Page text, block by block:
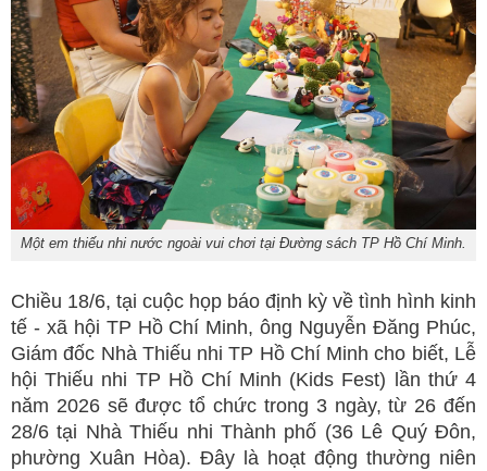
Một em thiếu nhi nước ngoài vui chơi tại Đường sách TP Hồ Chí Minh.
Chiều 18/6, tại cuộc họp báo định kỳ về tình hình kinh
tế - xã hội TP Hồ Chí Minh, ông Nguyễn Đăng Phúc,
Giám đốc Nhà Thiếu nhi TP Hồ Chí Minh cho biết, Lễ
hội Thiếu nhi TP Hồ Chí Minh (Kids Fest) lần thứ 4
năm 2026 sẽ được tổ chức trong 3 ngày, từ 26 đến
28/6 tại Nhà Thiếu nhi Thành phố (36 Lê Quý Đôn,
phường Xuân Hòa). Đây là hoạt động thường niên